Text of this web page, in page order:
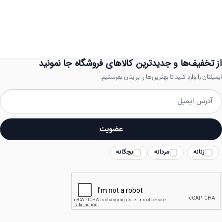
باشد.
ها
در
از تخفیف‌ها و جدیدترین کالاهای فروشگاه جا نمونید
ایمیلتان را وارد کنید تا بهترین‌ها را برایتان بفرستیم.
زنانه مردانه بچگانه
عضویت